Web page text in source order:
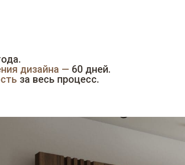
дизайна — 60 дней.
за весь процесс.